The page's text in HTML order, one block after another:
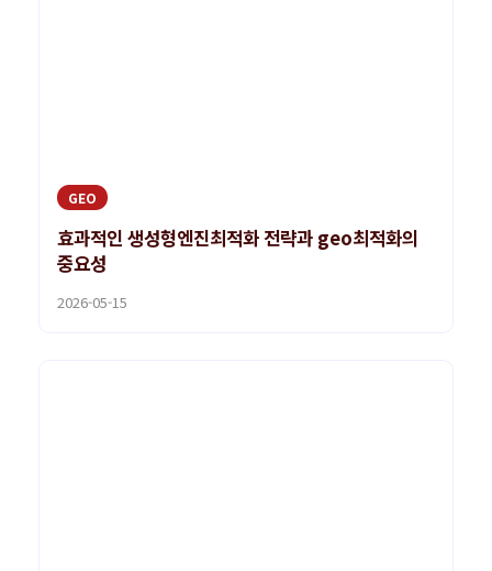
GEO
효과적인 생성형엔진최적화 전략과 geo최적화의
중요성
2026-05-15